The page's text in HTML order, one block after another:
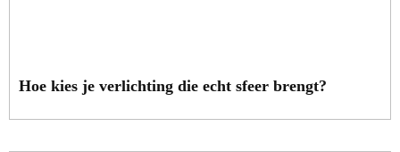
Hoe kies je verlichting die echt sfeer brengt?